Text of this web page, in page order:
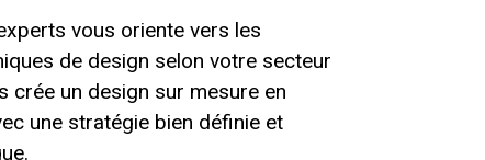
vous oriente vers les
de design selon votre secteur
crée un design sur mesure en
une stratégie bien définie et